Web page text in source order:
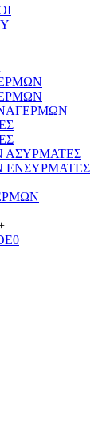
ΑΣΥΡΜΑΤΕΣ
ΕΝΣΥΡΜΑΤΕΣ